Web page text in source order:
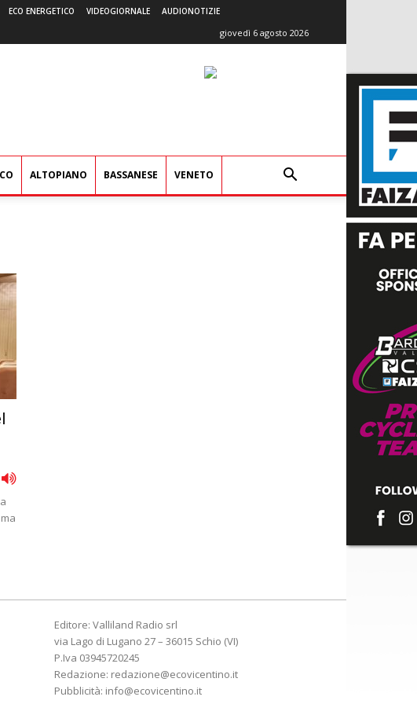
ECO ENERGETICO VIDEOGIORNALE AUDIONOTIZIE
giovedì 6 agosto 2026
ALTOPIANO BASSANESE VENETO
Editore: Valliland Radio srl
via Lago di Lugano 27 – 36015 Schio (VI)
P.Iva 03945720245
Redazione: redazione@ecovicentino.it
Pubblicità: info@ecovicentino.it